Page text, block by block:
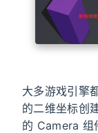
大多游戏引擎
的二维坐标创
的 Camera 组